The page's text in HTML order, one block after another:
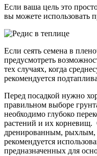
Если ваша цель это
вы можете использовать
Если сеять семена в
предусмотреть
тех случаях, когда
рекомендуется
Перед посадкой нужно
правильном выборе
необходимо глубоко
растений и их
дренированным,
рекомендуется
предназначенных для